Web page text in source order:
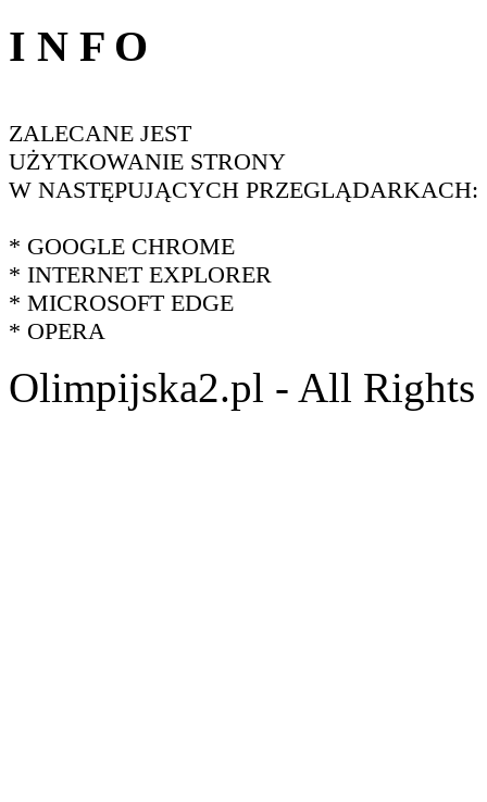
I N F O
ZALECANE JEST
UŻYTKOWANIE STRONY
W NASTĘPUJĄCYCH PRZEGLĄDARKACH:
* GOOGLE CHROME
* INTERNET EXPLORER
* MICROSOFT EDGE
* OPERA
Olimpijska2.pl - All Rights